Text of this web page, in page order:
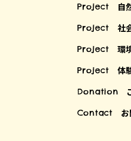
Project 自
Project 社
Project 環
Project 体
Donation
Contact